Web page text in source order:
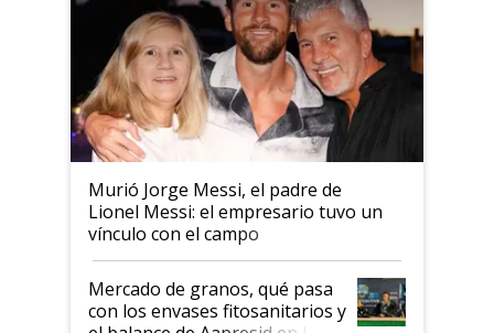
Murió Jorge Messi, el padre de
Lionel Messi: el empresario tuvo un
vínculo con el campo
Mercado de granos, qué pasa
con los envases fitosanitarios y